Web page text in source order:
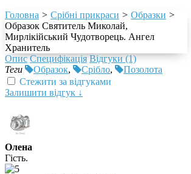
Головна > Срібні прикраси > Образки >
Образок Святитель Миколай,
Мирлікійський Чудотворець. Ангел
Хранитель
Опис Специфікація Відгуки (1)
Теги
Образок, Срібло,
Позолота
Стежити за відгуками
Залишити відгук ↓
Олена
Гість.